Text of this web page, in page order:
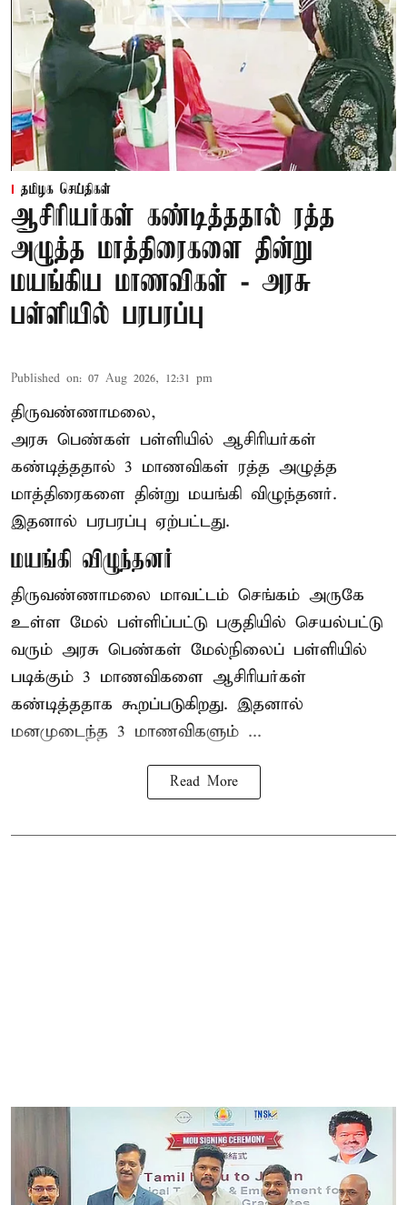
தமிழக செய்திகள்
ஆசிரியர்கள் கண்டித்ததால் ரத்த
அழுத்த மாத்திரைகளை தின்று
மயங்கிய மாணவிகள் - அரசு
பள்ளியில் பரபரப்பு
Published on: 07 Aug 2026, 12:31 pm
திருவண்ணாமலை,
அரசு பெண்கள் பள்ளியில் ஆசிரியர்கள்
கண்டித்ததால் 3 மாணவிகள் ரத்த அழுத்த
மாத்திரைகளை தின்று மயங்கி விழுந்தனர்.
இதனால் பரபரப்பு ஏற்பட்டது.
மயங்கி விழுந்தனர்
திருவண்ணாமலை மாவட்டம் செங்கம் அருகே
உள்ள மேல் பள்ளிப்பட்டு பகுதியில் செயல்பட்டு
வரும் அரசு பெண்கள் மேல்நிலைப் பள்ளியில்
படிக்கும் 3 மாணவிகளை ஆசிரியர்கள்
கண்டித்ததாக கூறப்படுகிறது. இதனால்
மனமுடைந்த 3 மாணவிகளும் ...
Read More